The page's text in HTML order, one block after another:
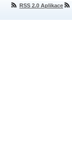
RSS 2.0 Aplikace